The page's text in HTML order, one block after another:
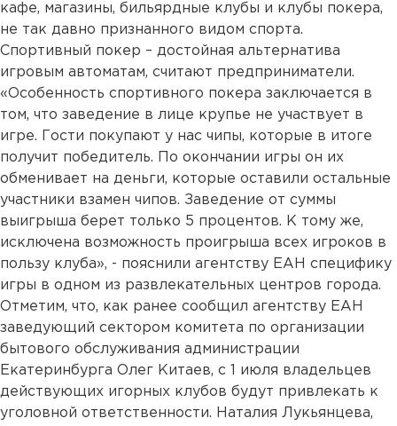
кафе, магазины, бильярдные клубы и клубы покера,
не так давно признанного видом спорта.
Спортивный покер – достойная альтернатива
игровым автоматам, считают предприниматели.
«Особенность спортивного покера заключается в
том, что заведение в лице крупье не участвует в
игре. Гости покупают у нас чипы, которые в итоге
получит победитель. По окончании игры он их
обменивает на деньги, которые оставили остальные
участники взамен чипов. Заведение от суммы
выигрыша берет только 5 процентов. К тому же,
исключена возможность проигрыша всех игроков в
пользу клуба», - пояснили агентству ЕАН специфику
игры в одном из развлекательных центров города.
Отметим, что, как ранее сообщил агентству ЕАН
заведующий сектором комитета по организации
бытового обслуживания администрации
Екатеринбурга Олег Китаев, с 1 июля владельцев
действующих игорных клубов будут привлекать к
уголовной ответственности. Наталия Лукьянцева,